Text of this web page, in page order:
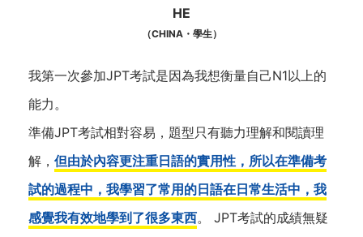
HE
（CHINA・學生）
我第一次參加JPT考試是因為我想衡量自己N1以上的
能力。
準備JPT考試相對容易，題型只有聽力理解和閱讀理
解， 但由於內容更注重日語的實用性，所以在準備考
試的過程中，我學習了常用的日語在日常生活中，我
感覺我有效地學到了很多東西。 JPT考試的成績無疑